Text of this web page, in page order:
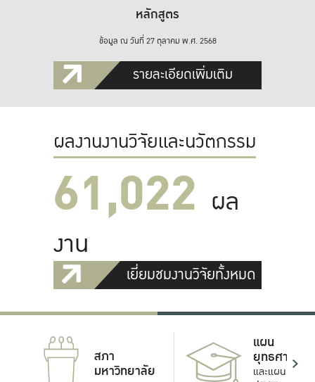
หลักสูตร
ข้อมูล ณ วันที่ 27 ตุลาคม พ.ศ. 2568
รายละเอียดเพิ่มเติม
ผลงานงานวิจัยและนวัตกรรม
61,022 ผล
งาน
เยี่ยมชมงานวิจัยทั้งหมด
สภา
มหาวิทยาลัย
แผน
ยุทธศาสตร์
และแผน